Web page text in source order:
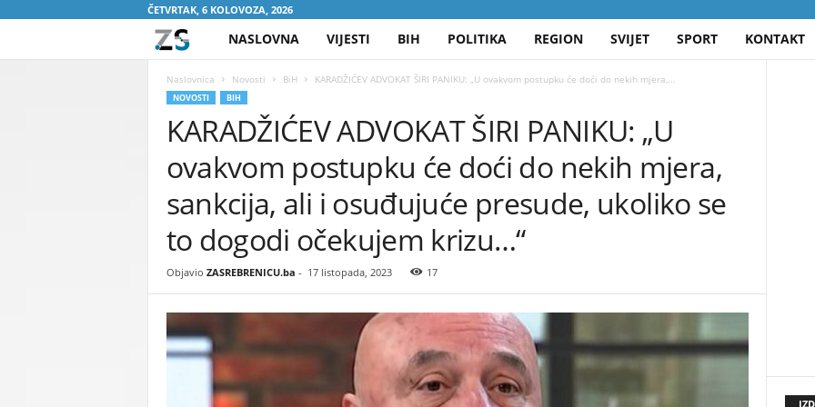
ČETVRTAK, 6 KOLOVOZA, 2026
A
S
R
B
R
N
I
NASLOVNA VIJESTI BIH POLITIKA REGION SVIJET SPORT KONTAKT
Naslovnica Novosti BiH KARADŽIĆEV ADVOKAT ŠIRI PANIKU: „U ovakvom postupku će doći do nekih mjera,...
NOVOSTI BIH
KARADŽIĆEV ADVOKAT ŠIRI PANIKU: „U
ovakvom postupku će doći do nekih mjera,
sankcija, ali i osuđujuće presude, ukoliko se
to dogodi očekujem krizu…“
Objavio ZASREBRENICU.ba - 17 listopada, 2023 17